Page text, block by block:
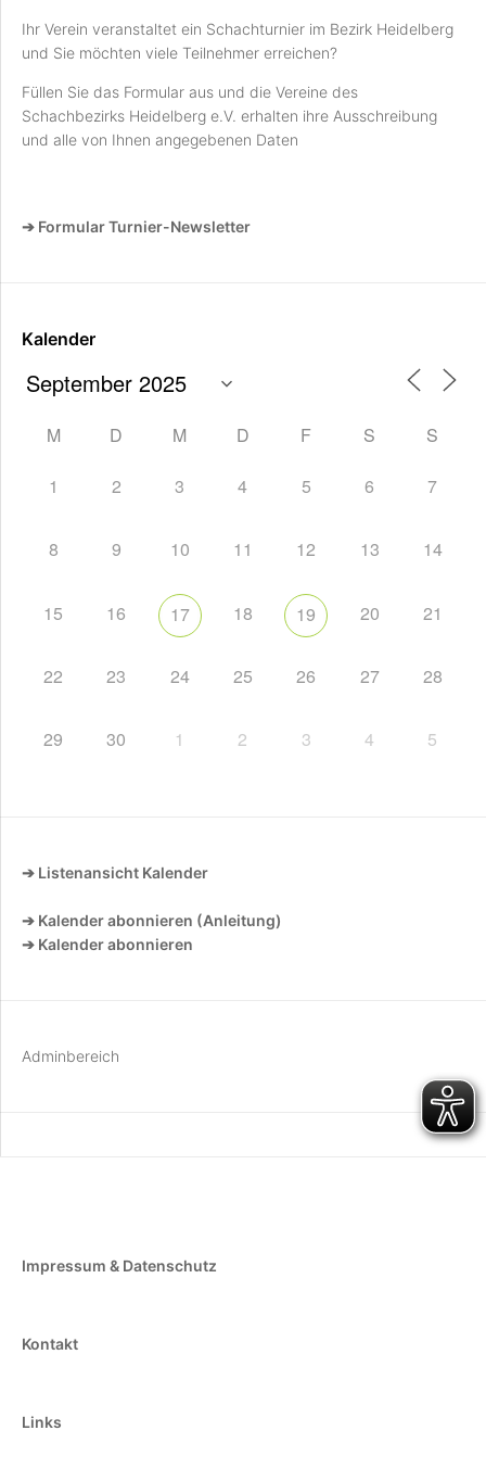
Ihr Verein veranstaltet ein Schachturnier im Bezirk Heidelberg
und Sie möchten viele Teilnehmer erreichen?
Füllen Sie das Formular aus und die Vereine des
Schachbezirks Heidelberg e.V. erhalten ihre Ausschreibung
und alle von Ihnen angegebenen Daten
➔ Formular Turnier-Newsletter
Kalender
M D M D F S S
1 2 3 4 5 6 7
8 9 10 11 12 13 14
15 16 17 18 19 20 21
22 23 24 25 26 27 28
29 30 1 2 3 4 5
➔ Listenansicht Kalender
➔ Kalender abonnieren (Anleitung)
➔ Kalender abonnieren
Adminbereich
Impressum & Datenschutz
Kontakt
Links